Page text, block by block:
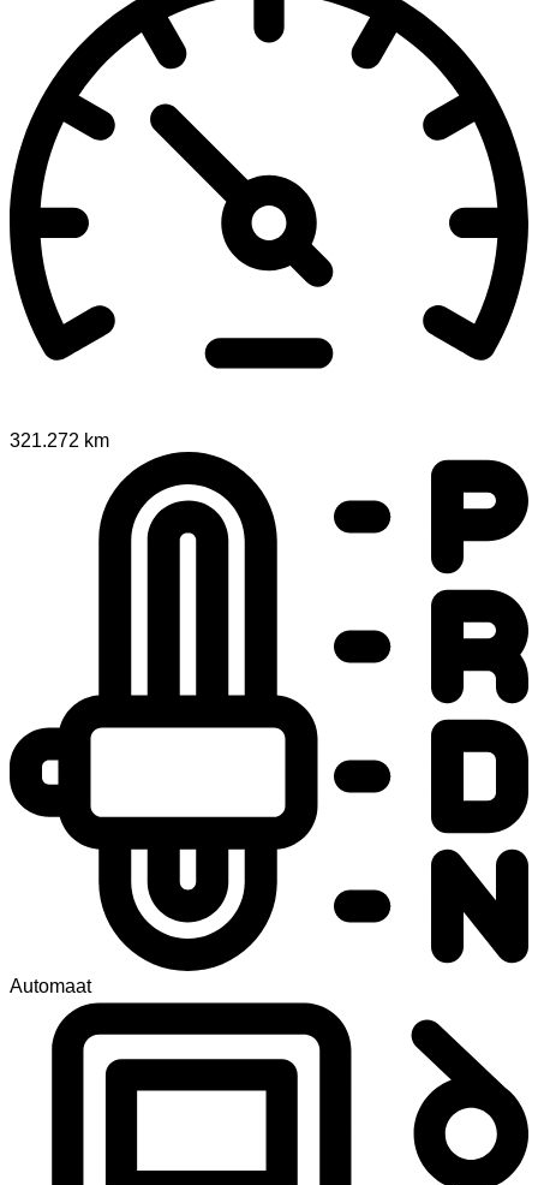
321.272 km
Automaat